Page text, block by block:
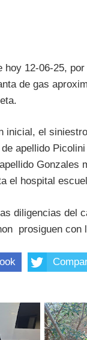
hoy 12-06-25,
de gas
inicial, el
apellido
Gonzales
el hospital
diligencias del
prosiguen con